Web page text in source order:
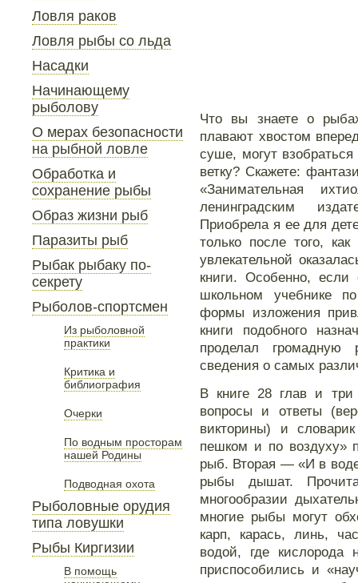
Ловля раков
Ловля рыбы со льда
Насадки
Начинающему
рыболову
О мерах безопасности
на рыбной ловле
Обработка и
сохранение рыбы
Образ жизни рыб
Паразиты рыб
Рыбак рыбаку по-
секрету
Рыболов-спортсмен
Из рыболовной
практики
Критика и
библиография
Очерки
По водным просторам
нашей Родины
Подводная охота
Рыболовные орудия
типа ловушки
Рыбы Киргизии
В помощь
Что вы знаете о
плавают хвостом
суше, могут
ветку? Скажете:
«Занимательная
ленинградским
Приобрела я ее для
только после того,
увлекательной
книги. Особенно,
школьном учебнике
формы изложения
книги подобного
проделал громадную
сведения о самых
В книге 28 глав и
вопросы и ответы
викторины) и
пешком и по воздуху»
рыб. Вторая — «И в
рыбы дышат.
многообразии
многие рыбы могут
карп, карась, линь,
водой, где кислорода
приспособились и